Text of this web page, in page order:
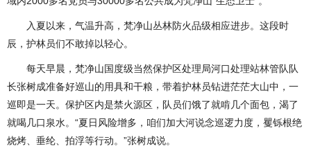
入夏以来，气温升高，梵净山丛林防火品级相应进步。这段时
辰，护林员们不敢掉以轻心。
每天早晨，梵净山国度级当然保护区处理局河口处理站林管队队
长张树成准备好巡山的用具和干粮，带着护林员钻进茫茫大山中，一
巡即是一天。保护区内是禁火源区，队员们饿了就啃几个面包，渴了
就喝几口泉水。“夏日风险增多，咱们加大河说念巡逻力度，矍铄根绝
烧烤、垂纶、拍浮等行动。”张树成说。